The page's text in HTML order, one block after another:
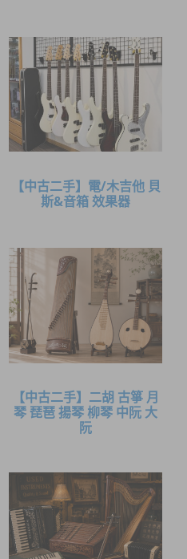
【中古二手】電/木吉他 貝
斯&音箱 效果器
【中古二手】二胡 古箏 月
琴 琵琶 揚琴 柳琴 中阮 大
阮